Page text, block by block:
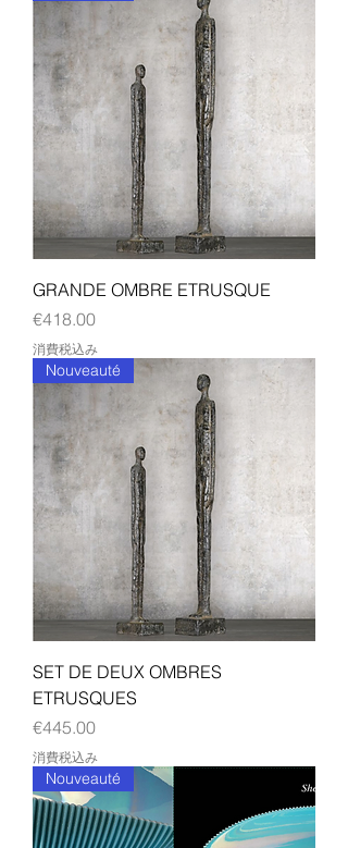
GRANDE OMBRE ETRUSQUE
価格
€418.00
消費税込み
Nouveauté
SET DE DEUX OMBRES
ETRUSQUES
価格
€445.00
消費税込み
Nouveauté